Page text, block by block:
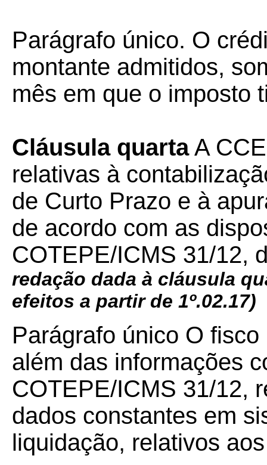
Parágrafo único. O
montante admitidos,
mês em que o imposto
Cláusula quartaA
relativas à
de Curto Prazo e à
de acordo com as
COTEPE/ICMS 31/12,
redação dada à cláusula
efeitos a partir de 1º.02.17)
Parágrafo único O
além das informações
COTEPE/ICMS 31/12,
dados constantes em
liquidação, relativos